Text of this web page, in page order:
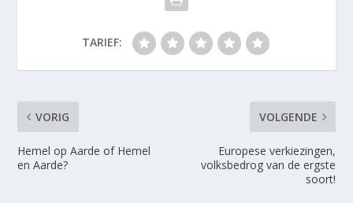
TARIEF:
VORIG
Hemel op Aarde of Hemel
en Aarde?
VOLGENDE
Europese verkiezingen,
volksbedrog van de ergste
soort!